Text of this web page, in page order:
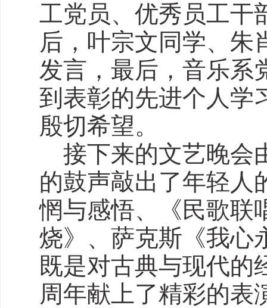
工党员、优秀员工干
后，叶宗文同学、朱
发言，最后，音乐系
到表彰的先进个人学
殷切希望。
接下来的文艺晚会
的鼓声敲出了年轻人
惘与感悟、《民歌联
烧》、萨克斯《我心
既是对古典与现代的
周年献上了精彩的表